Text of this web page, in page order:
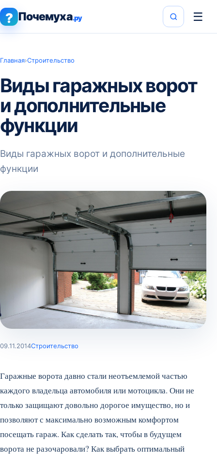
? Почемуха.ру ☰
Главная›Строительство
Виды гаражных ворот
и дополнительные
функции
Виды гаражных ворот и дополнительные
функции
09.11.2014Строительство
Гаражные ворота давно стали неотъемлемой частью
каждого владельца автомобиля или мотоцикла. Они не
только защищают довольно дорогое имущество, но и
позволяют с максимально возможным комфортом
посещать гараж. Как сделать так, чтобы в будущем
ворота не разочаровали? Как выбрать оптимальный